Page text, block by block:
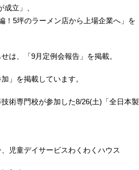
立」、
！5坪のラーメン店から上場企業へ」を
は、「9月定例会報告」を掲載。
」を掲載しています。
術専門校が参加した8/26(土)「全日本製
児童デイサービスわくわくハウス